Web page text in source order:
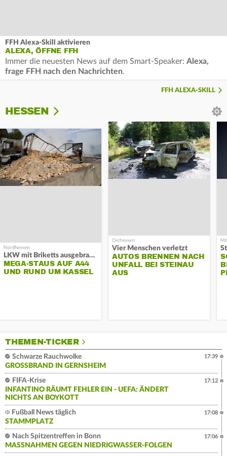
FFH Alexa-Skill aktivieren
ALEXA, ÖFFNE FFH
Immer die neuesten News auf dem Smart-Speaker: Alexa,
frage FFH nach den Nachrichten.
FFH ALEXA-SKILL
HESSEN
LKW mit Briketts ausgebrannt
MEGA-STAUS AUF A44
UND RUND UM KASSEL
Vier Menschen verletzt
AUTOS BRENNEN NACH
UNFALL BEI STEINAU
AUS
THEMEN-TICKER
Schwarze Rauchwolke
GROSSBRAND IN GERNSHEIM
17:39
FIFA-Krise
INFANTINO RÄUMT FEHLER EIN - UEFA: ÄNDERT
NICHTS AN BOYKOTT
17:12
Fußball News täglich
STAMMPLATZ
17:08
Nach Spitzentreffen in Bonn
MASSNAHMEN GEGEN NIEDRIGWASSER-FOLGEN
17:06